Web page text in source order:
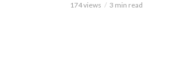
174 views 3 min read